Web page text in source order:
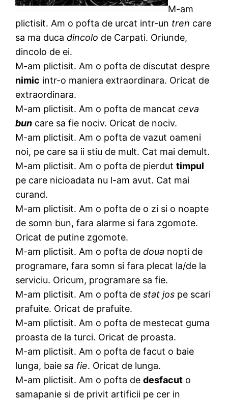
M-am
plictisit. Am o pofta de urcat intr-un tren care
sa ma ducadincolo de Carpati. Oriunde,
dincolo de ei.
M-am plictisit. Am o pofta de discutat despre
nimic intr-o maniera extraordinara. Oricat de
extraordinara.
M-am plictisit. Am o pofta de mancatceva
bun care sa fie nociv. Oricat de nociv.
M-am plictisit. Am o pofta de vazut oameni
noi, pe care sa ii stiu de mult. Cat mai demult.
M-am plictisit. Am o pofta de pierduttimpul
pe care nicioadata nu l-am avut. Cat mai
curand.
M-am plictisit. Am o pofta de o zi si o noapte
de somn bun, fara alarme si fara zgomote.
Oricat de putine zgomote.
M-am plictisit. Am o pofta dedoua nopti de
programare, fara somn si fara plecat la/de la
serviciu. Oricum, programare sa fie.
M-am plictisit. Am o pofta destat jos pe scari
prafuite. Oricat de prafuite.
M-am plictisit. Am o pofta de mestecat guma
proasta de la turci. Oricat de proasta.
M-am plictisit. Am o pofta de facut o baie
lunga, baiesa fie. Oricat de lunga.
M-am plictisit. Am o pofta dedesfacut o
samapanie si de privit artificii pe cer in